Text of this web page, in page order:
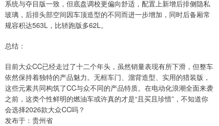
系统与夺目版一致，但底盘调校更偏向舒适，配置上新增后排侧隐私
玻璃，后排头部空间因车顶造型的不同而进一步增加，同时后备厢常
规容积达563L，比轿跑版多62L。
总结：
目前大众CC已经走过了十二个年头，虽然销量表现有所下滑，但整车
依然保持着独特的产品魅力。无框车门、溜背造型、实用的猎装版，
这些元素共同构筑了CC与众不同的产品特质。在电动化浪潮全面来袭
之前，这类个性鲜明的燃油车或许真的才是“且买且珍惜”，不知道你
会选择2026款大众CC吗？
发布于：贵州省